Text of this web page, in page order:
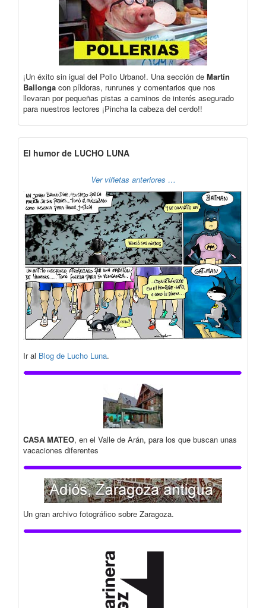
¡Un éxito sin igual del Pollo Urbano!. Una sección de Martín
Ballonga con píldoras, runrunes y comentarios que nos
llevaran por pequeñas pistas a caminos de interés asegurado
para nuestros lectores ¡Pincha la cabeza del cerdo!!
El humor de LUCHO LUNA
Ver viñetas anteriores …
Ir al Blog de Lucho Luna.
CASA MATEO, en el Valle de Arán, para los que buscan unas
vacaciones diferentes
Un gran archivo fotográfico sobre Zaragoza.